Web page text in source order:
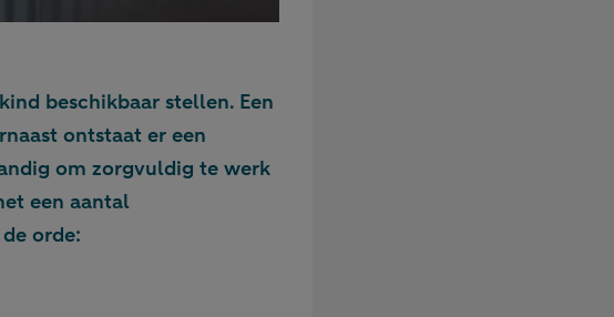
beschikbaar stellen. Een
ontstaat er een
om zorgvuldig te werk
een aantal
orde: